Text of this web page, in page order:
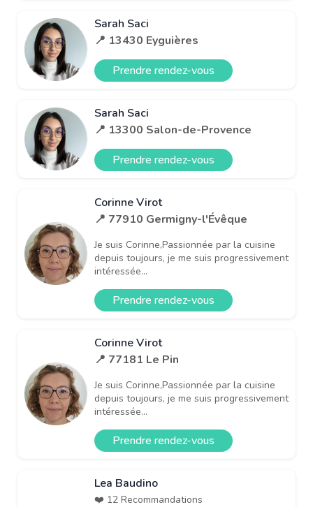
Sarah Saci
📍 13430 Eyguières
Prendre rendez-vous
Sarah Saci
📍 13300 Salon-de-Provence
Prendre rendez-vous
Corinne Virot
📍 77910 Germigny-l'Évêque
Je suis Corinne,Passionnée par la cuisine
depuis toujours, je me suis progressivement
intéressée...
Prendre rendez-vous
Corinne Virot
📍 77181 Le Pin
Je suis Corinne,Passionnée par la cuisine
depuis toujours, je me suis progressivement
intéressée...
Prendre rendez-vous
Lea Baudino
❤️ 12 Recommandations